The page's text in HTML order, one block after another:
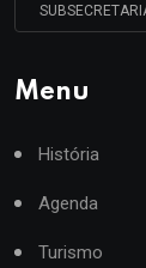
Menu
História
Agenda
Turismo